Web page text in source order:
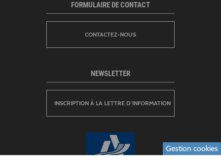
FORMULAIRE DE CONTACT
CONTACTEZ-NOUS
NEWSLETTER
INSCRIPTION À LA LETTRE D’INFORMATION
Gestion cookies